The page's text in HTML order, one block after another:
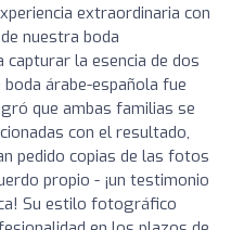
extraordinaria con
nuestra boda
la esencia de dos
árabe-española fue
que ambas familias se
con el resultado,
pedido copias de las fotos
propio - ¡un testimonio
Su estilo fotográfico